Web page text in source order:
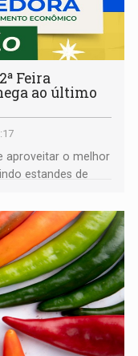
Feira
ao último
aproveitar o melhor
estandes de